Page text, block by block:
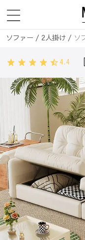
ソファー / 2人掛け/ ソ
ソファー/レザー・合皮
4.4